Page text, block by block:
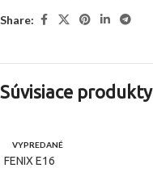
Share:
Súvisiace produkty
VYPREDANÉ
FENIX E16